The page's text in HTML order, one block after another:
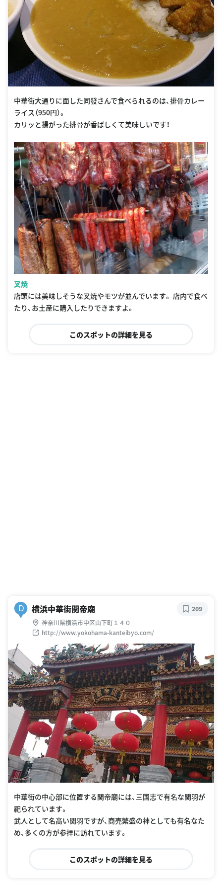
中華街大通りに面した同發さんで食べられるのは、排骨カレー
ライス（950円）。
カリッと揚がった排骨が香ばしくて美味しいです！
叉焼
店頭には美味しそうな叉焼やモツが並んでいます。 店内で食べ
たり、お土産に購入したりできますよ。
このスポットの詳細を見る
D 横浜中華街関帝廟
神奈川県横浜市中区山下町１４０
http://www.yokohama-kanteibyo.com/
209
中華街の中心部に位置する関帝廟には、三国志で有名な関羽が
祀られています。
武人として名高い関羽ですが、商売繁盛の神としても有名なた
め、多くの方が参拝に訪れています。
このスポットの詳細を見る